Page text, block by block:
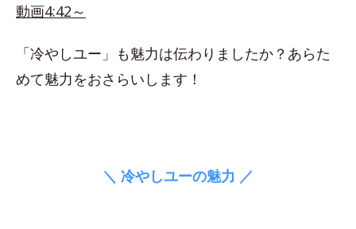
動画4:42～
「冷やしユー」も魅力は伝わりましたか？あらた
めて魅力をおさらいします！
＼ 冷やしユーの魅力 ／